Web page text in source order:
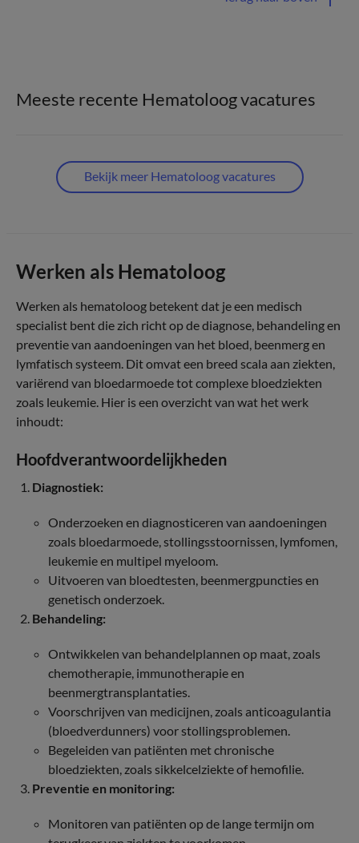
Meeste recente Hematoloog vacatures
Bekijk meer Hematoloog vacatures
Werken als Hematoloog
Werken als hematoloog betekent dat je een medisch
specialist bent die zich richt op de diagnose, behandeling en
preventie van aandoeningen van het bloed, beenmerg en
lymfatisch systeem. Dit omvat een breed scala aan ziekten,
variërend van bloedarmoede tot complexe bloedziekten
zoals leukemie. Hier is een overzicht van wat het werk
inhoudt:
Hoofdverantwoordelijkheden
Diagnostiek:
Onderzoeken en diagnosticeren van aandoeningen
zoals bloedarmoede, stollingsstoornissen, lymfomen,
leukemie en multipel myeloom.
Uitvoeren van bloedtesten, beenmergpuncties en
genetisch onderzoek.
Behandeling:
Ontwikkelen van behandelplannen op maat, zoals
chemotherapie, immunotherapie en
beenmergtransplantaties.
Voorschrijven van medicijnen, zoals anticoagulantia
(bloedverdunners) voor stollingsproblemen.
Begeleiden van patiënten met chronische
bloedziekten, zoals sikkelcelziekte of hemofilie.
Preventie en monitoring:
Monitoren van patiënten op de lange termijn om